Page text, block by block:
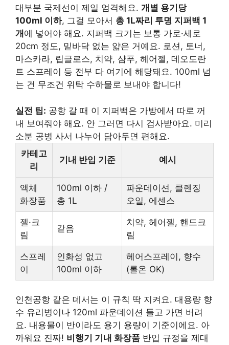
대부분 국제선이 제일 엄격해요. 개별 용기당
100ml 이하, 그걸 모아서 총 1L짜리 투명 지퍼백 1
개 에 넣어야 해요. 지퍼백 크기는 보통 가로·세로
20cm 정도, 밑바닥 없는 얇은 거예요. 로션, 토너,
마스카라, 립글로스, 치약, 샴푸, 헤어젤, 데오도란
트 스프레이 등 전부 다 여기에 해당돼요. 100ml 넘
는 건 무조건 위탁 수하물로 보내야 합니다!
실전 팁: 공항 갈 때 이 지퍼백은 가방에서 따로 꺼
내 보여줘야 해요. 안 그러면 다시 검사받아요. 미리
소분 공병 사서 나누어 담아두면 편해요.
카테고
리
기내 반입 기준 예시
액체
화장품
100ml 이하 /
총 1L
파운데이션, 클렌징
오일, 에센스
젤·크
림
같음
치약, 헤어젤, 핸드크
림
스프레
이
인화성 없고
100ml 이하
헤어스프레이, 향수
(롤온 OK)
인천공항 같은 데서는 이 규칙 딱 지켜요. 대용량 향
수 유리병이나 120ml 파운데이션 들고 가면 버려
요. 내용물이 반이라도 용기 용량이 기준이에요. 아
까워요 진짜! 비행기 기내 화장품 반입 규정을 제대